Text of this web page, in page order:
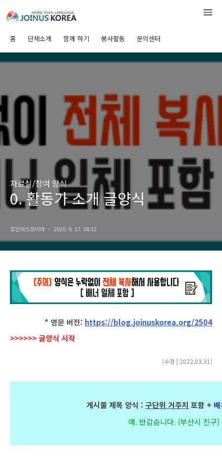
홈 단체소개 함께 하기 봉사활동 문의센터
자료실/참여 양식
0. 활동가 소개 글양식
조인어스코리아 2020. 9. 17. 08:32
* 영문 버전: https://blog.joinuskorea.org/2504
>>>>>> 글양식 시작
[수정 | 2022.03.31 ]
게시물 제목 양식 : 구단위 거주지 포함 +
예. 반갑습니다. (부산시 진구)